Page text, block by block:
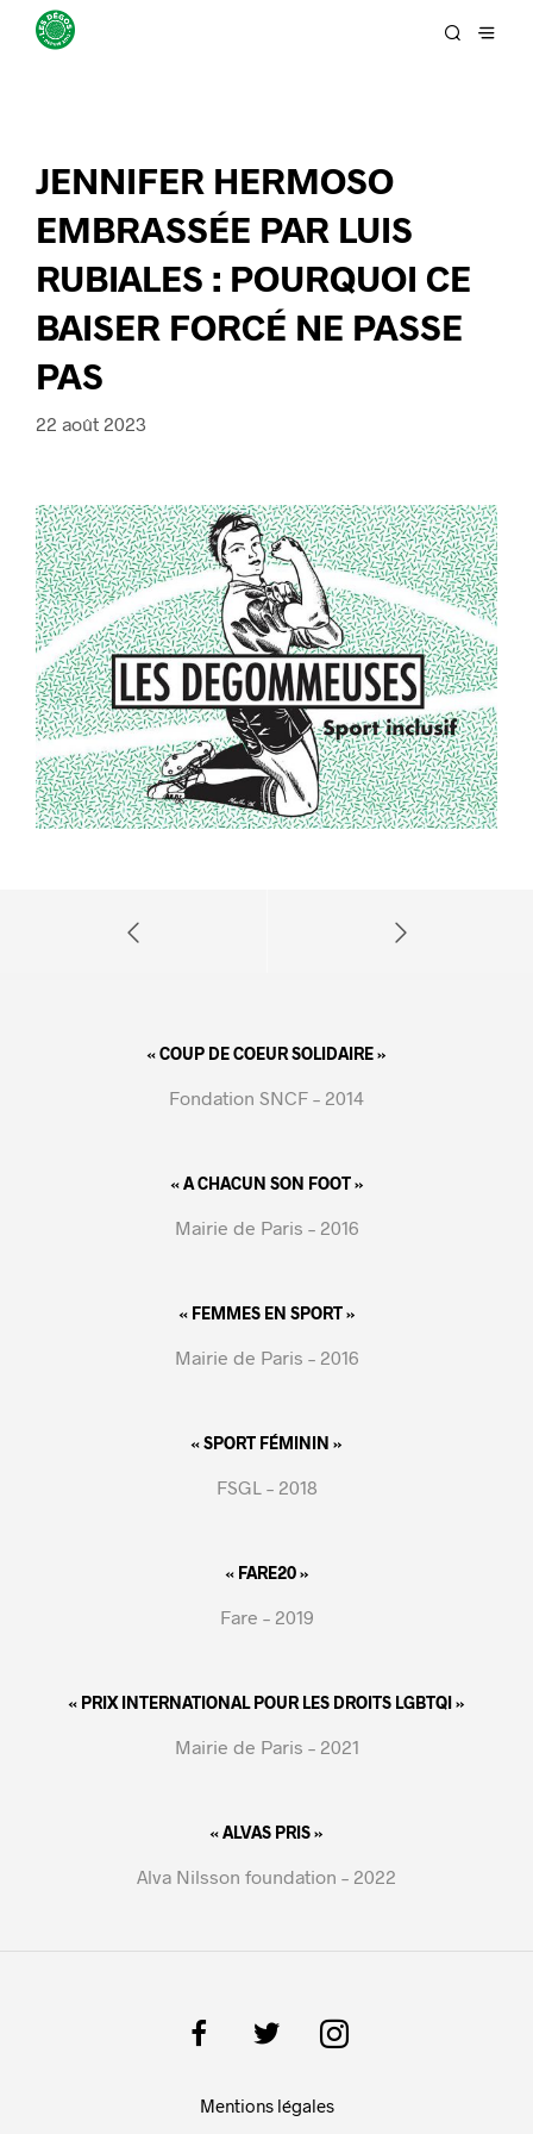
JENNIFER HERMOSO
EMBRASSÉE PAR LUIS
RUBIALES : POURQUOI CE
BAISER FORCÉ NE PASSE
PAS
22 août 2023
« COUP DE COEUR SOLIDAIRE »
Fondation SNCF – 2014
« A CHACUN SON FOOT »
Mairie de Paris – 2016
« FEMMES EN SPORT »
Mairie de Paris – 2016
« SPORT FÉMININ »
FSGL – 2018
« FARE20 »
Fare – 2019
« PRIX INTERNATIONAL POUR LES DROITS LGBTQI »
Mairie de Paris – 2021
« ALVAS PRIS »
Alva Nilsson foundation – 2022
Mentions légales